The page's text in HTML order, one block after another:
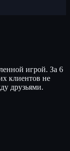
игрой. За 6
клиентов не
друзьями.